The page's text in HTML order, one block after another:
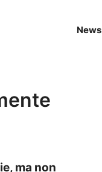
News
ma non